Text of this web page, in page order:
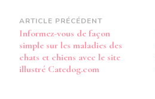
Navigation
d’article
ARTICLE PRÉCÉDENT
Informez-vous de façon
simple sur les maladies des
chats et chiens avec le site
illustré Catedog.com